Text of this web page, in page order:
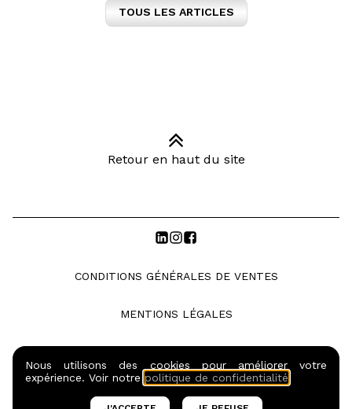
Nous utilisons des cookies pour améliorer votre
expérience. Voir notre politique de confidentialité
TOUS LES ARTICLES
Retour en haut du site
CONDITIONS GÉNÉRALES DE VENTES
MENTIONS LÉGALES
© COPYRIGHTS SO BARMAN S.A.S. |2026